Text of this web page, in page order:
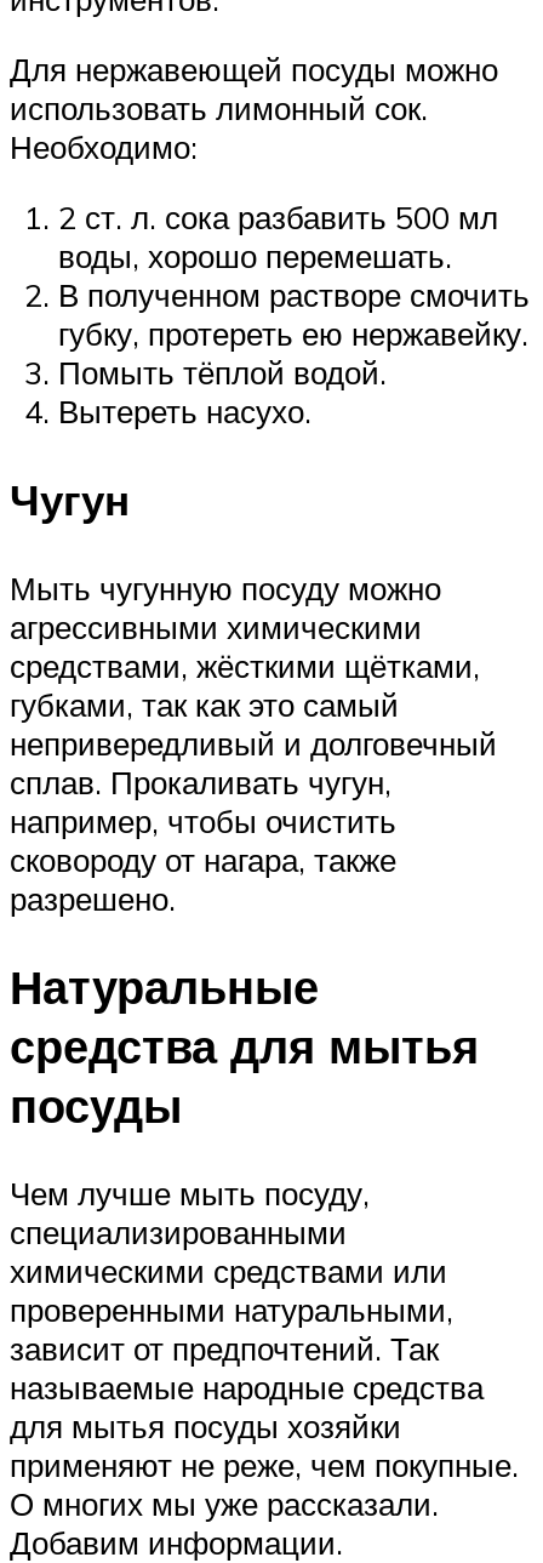
Для нержавеющей посуды можно
использовать лимонный сок.
Необходимо:
2 ст. л. сока разбавить 500 мл
воды, хорошо перемешать.
В полученном растворе смочить
губку, протереть ею нержавейку.
Помыть тёплой водой.
Вытереть насухо.
Чугун
Мыть чугунную посуду можно
агрессивными химическими
средствами, жёсткими щётками,
губками, так как это самый
непривередливый и долговечный
сплав. Прокаливать чугун,
например, чтобы очистить
сковороду от нагара, также
разрешено.
Натуральные
средства для мытья
посуды
Чем лучше мыть посуду,
специализированными
химическими средствами или
проверенными натуральными,
зависит от предпочтений. Так
называемые народные средства
для мытья посуды хозяйки
применяют не реже, чем покупные.
О многих мы уже рассказали.
Добавим информации.